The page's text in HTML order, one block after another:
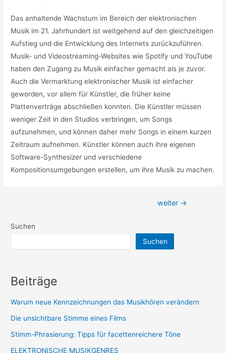
Das anhaltende Wachstum im Bereich der elektronischen
Musik im 21. Jahrhundert ist weitgehend auf den gleichzeitigen
Aufstieg und die Entwicklung des Internets zurückzuführen.
Musik- und Videostreaming-Websites wie Spotify und YouTube
haben den Zugang zu Musik einfacher gemacht als je zuvor.
Auch die Vermarktung elektronischer Musik ist einfacher
geworden, vor allem für Künstler, die früher keine
Plattenverträge abschließen konnten. Die Künstler müssen
weniger Zeit in den Studios verbringen, um Songs
aufzunehmen, und können daher mehr Songs in einem kurzen
Zeitraum aufnehmen. Künstler können auch ihre eigenen
Software-Synthesizer und verschiedene
Kompositionsumgebungen erstellen, um ihre Musik zu machen.
weiter →
Suchen
Suchen
Beiträge
Warum neue Kennzeichnungen das Musikhören verändern
Die unsichtbare Stimme eines Films
Stimm-Phrasierung: Tipps für facettenreichere Töne
ELEKTRONISCHE MUSIKGENRES